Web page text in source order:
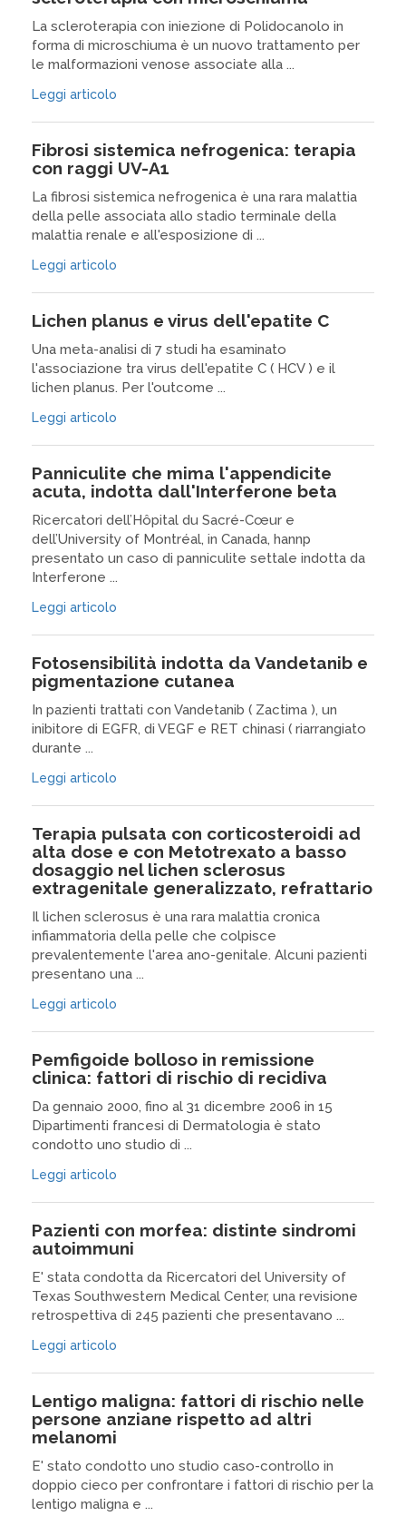
La scleroterapia con iniezione di Polidocanolo in
forma di microschiuma è un nuovo trattamento per
le malformazioni venose associate alla ...
Leggi articolo
Fibrosi sistemica nefrogenica: terapia
con raggi UV-A1
La fibrosi sistemica nefrogenica è una rara malattia
della pelle associata allo stadio terminale della
malattia renale e all'esposizione di ...
Leggi articolo
Lichen planus e virus dell'epatite C
Una meta-analisi di 7 studi ha esaminato
l'associazione tra virus dell'epatite C ( HCV ) e il
lichen planus. Per l'outcome ...
Leggi articolo
Panniculite che mima l'appendicite
acuta, indotta dall'Interferone beta
Ricercatori dell’Hôpital du Sacré-Cœur e
dell’University of Montréal, in Canada, hannp
presentato un caso di panniculite settale indotta da
Interferone ...
Leggi articolo
Fotosensibilità indotta da Vandetanib e
pigmentazione cutanea
In pazienti trattati con Vandetanib ( Zactima ), un
inibitore di EGFR, di VEGF e RET chinasi ( riarrangiato
durante ...
Leggi articolo
Terapia pulsata con corticosteroidi ad
alta dose e con Metotrexato a basso
dosaggio nel lichen sclerosus
extragenitale generalizzato, refrattario
Il lichen sclerosus è una rara malattia cronica
infiammatoria della pelle che colpisce
prevalentemente l'area ano-genitale. Alcuni pazienti
presentano una ...
Leggi articolo
Pemfigoide bolloso in remissione
clinica: fattori di rischio di recidiva
Da gennaio 2000, fino al 31 dicembre 2006 in 15
Dipartimenti francesi di Dermatologia è stato
condotto uno studio di ...
Leggi articolo
Pazienti con morfea: distinte sindromi
autoimmuni
E' stata condotta da Ricercatori del University of
Texas Southwestern Medical Center, una revisione
retrospettiva di 245 pazienti che presentavano ...
Leggi articolo
Lentigo maligna: fattori di rischio nelle
persone anziane rispetto ad altri
melanomi
E' stato condotto uno studio caso-controllo in
doppio cieco per confrontare i fattori di rischio per la
lentigo maligna e ...